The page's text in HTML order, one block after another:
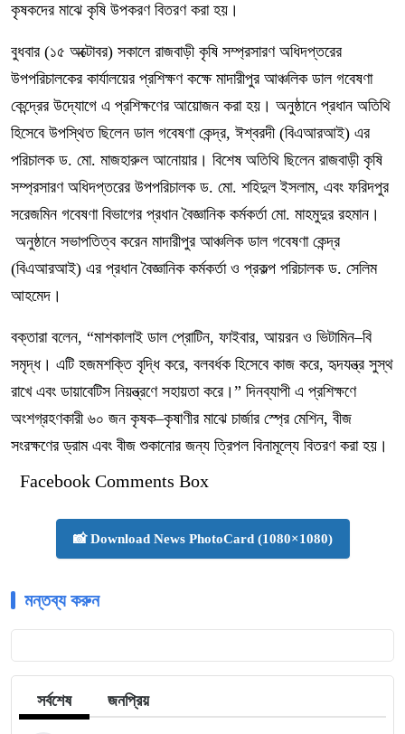
কৃষকদের মাঝে কৃষি উপকরণ বিতরণ করা হয়।
বুধবার (১৫ অক্টোবর) সকালে রাজবাড়ী কৃষি সম্প্রসারণ অধিদপ্তরের
উপপরিচালকের কার্যালয়ের প্রশিক্ষণ কক্ষে মাদারীপুর আঞ্চলিক ডাল গবেষণা
কেন্দ্রের উদ্যোগে এ প্রশিক্ষণের আয়োজন করা হয়। অনুষ্ঠানে প্রধান অতিথি
হিসেবে উপস্থিত ছিলেন ডাল গবেষণা কেন্দ্র, ঈশ্বরদী (বিএআরআই) এর
পরিচালক ড. মো. মাজহারুল আনোয়ার। বিশেষ অতিথি ছিলেন রাজবাড়ী কৃষি
সম্প্রসারণ অধিদপ্তরের উপপরিচালক ড. মো. শহিদুল ইসলাম, এবং ফরিদপুর
সরেজমিন গবেষণা বিভাগের প্রধান বৈজ্ঞানিক কর্মকর্তা মো. মাহমুদুর রহমান।
অনুষ্ঠানে সভাপতিত্ব করেন মাদারীপুর আঞ্চলিক ডাল গবেষণা কেন্দ্র
(বিএআরআই) এর প্রধান বৈজ্ঞানিক কর্মকর্তা ও প্রকল্প পরিচালক ড. সেলিম
আহমেদ।
বক্তারা বলেন, “মাশকালাই ডাল প্রোটিন, ফাইবার, আয়রন ও ভিটামিন–বি
সমৃদ্ধ। এটি হজমশক্তি বৃদ্ধি করে, বলবর্ধক হিসেবে কাজ করে, হৃদযন্ত্র সুস্থ
রাখে এবং ডায়াবেটিস নিয়ন্ত্রণে সহায়তা করে।” দিনব্যাপী এ প্রশিক্ষণে
অংশগ্রহণকারী ৬০ জন কৃষক–কৃষাণীর মাঝে চার্জার স্প্রে মেশিন, বীজ
সংরক্ষণের ড্রাম এবং বীজ শুকানোর জন্য ত্রিপল বিনামূল্যে বিতরণ করা হয়।
Facebook Comments Box
📸 Download News PhotoCard (1080×1080)
মন্তব্য করুন
সর্বশেষ জনপ্রিয়